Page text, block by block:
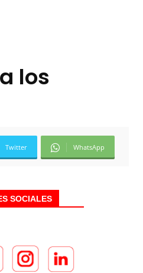
los
Twitter WhatsApp
SOCIALES